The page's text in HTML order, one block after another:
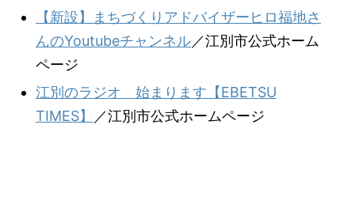
【新設】まちづくりアドバイザーヒロ福地さ
んのYoutubeチャンネル／江別市公式ホーム
ページ
江別のラジオ 始まります【EBETSU
TIMES】
／江別市公式ホームページ